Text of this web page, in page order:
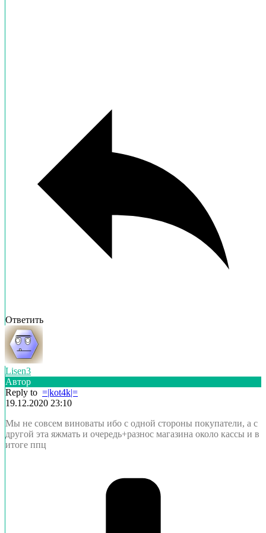
Ответить
Lisen3
Автор
Reply to =|kot4k|=
19.12.2020 23:10
Мы не совсем виноваты ибо с одной стороны покупатели, а с
другой эта яжмать и очередь+разнос магазина около кассы и в
итоге ппц